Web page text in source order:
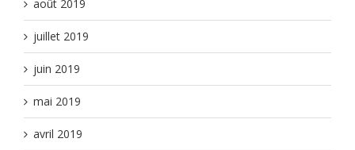
août 2019
juillet 2019
juin 2019
mai 2019
avril 2019